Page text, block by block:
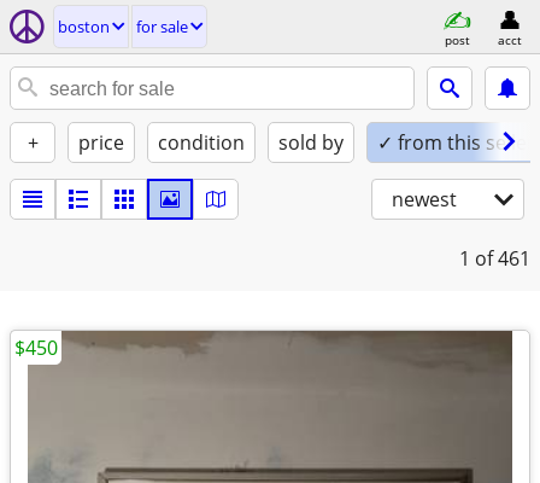
boston for sale
post acct
+ price condition sold by ✓ from this seller
newest
1 of 461
$450